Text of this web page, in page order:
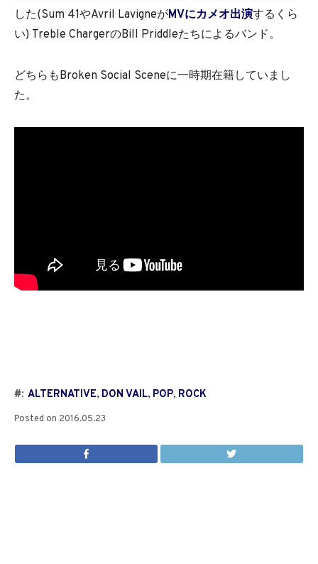
した(Sum 41やAvril LavigneがMVにカメオ出演するくら
い) Treble ChargerのBill Priddleたちによるバンド。
どちらもBroken Social Sceneに一時期在籍していまし
た。
#: ALTERNATIVE, DON VAIL, POP, ROCK
Posted on 2016.05.23